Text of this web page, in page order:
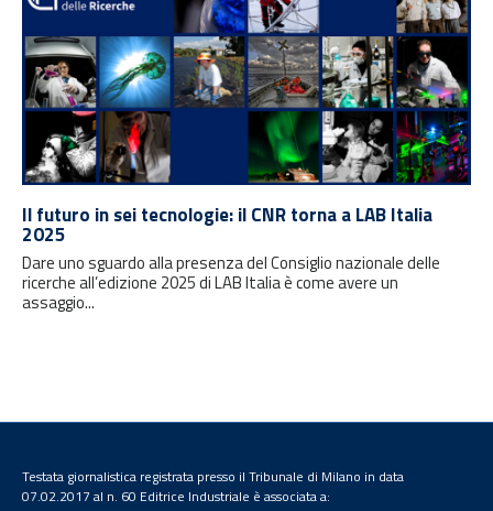
Il futuro in sei tecnologie: il CNR torna a LAB Italia
2025
Dare uno sguardo alla presenza del Consiglio nazionale delle
ricerche all’edizione 2025 di LAB Italia è come avere un
assaggio...
Testata giornalistica registrata presso il Tribunale di Milano in data
07.02.2017 al n. 60 Editrice Industriale è associata a: